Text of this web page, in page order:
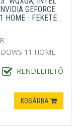
GEFORCE
HOME - FEKETE
11 HOME
RENDELHETŐ
KOSÁRBA